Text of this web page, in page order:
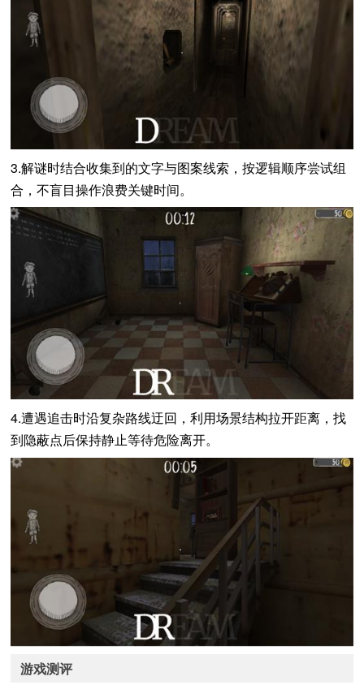
3.解谜时结合收集到的文字与图案线索，按逻辑顺序尝试组
合，不盲目操作浪费关键时间。
4.遭遇追击时沿复杂路线迂回，利用场景结构拉开距离，找
到隐蔽点后保持静止等待危险离开。
游戏测评